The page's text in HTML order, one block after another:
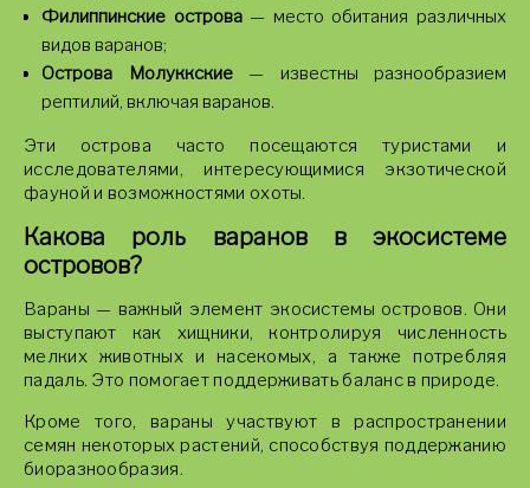
Филиппинские острова— место обитания различных
видов варанов;
Острова Молуккские— известны разнообразием
рептилий, включая варанов.
Эти острова часто посещаются туристами и
исследователями, интересующимися экзотической
фауной и возможностями охоты.
Какова роль варанов в экосистеме
островов?
Вараны — важный элемент экосистемы островов. Они
выступают как хищники, контролируя численность
мелких животных и насекомых, а также потребляя
падаль. Это помогает поддерживать баланс в природе.
Кроме того, вараны участвуют в распространении
семян некоторых растений, способствуя поддержанию
биоразнообразия.